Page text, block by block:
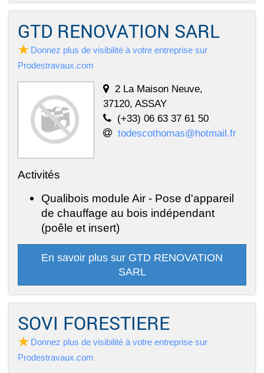
GTD RENOVATION SARL
Donnez plus de visibilité à votre entreprise sur
Prodestravaux.com
2 La Maison Neuve,
37120, ASSAY
(+33) 06 63 37 61 50
todescothomas@hotmail.fr
Activités
Qualibois module Air - Pose d'appareil
de chauffage au bois indépendant
(poêle et insert)
En savoir plus sur GTD RENOVATION
SARL
SOVI FORESTIERE
Donnez plus de visibilité à votre entreprise sur
Prodestravaux.com